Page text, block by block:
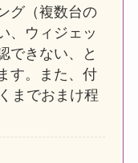
グ（複数台の
、ウィジェッ
できない、と
す。また、付
までおまけ程